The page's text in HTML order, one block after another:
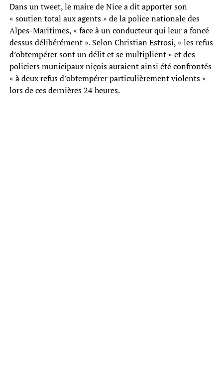
Dans un tweet, le maire de Nice a dit apporter son
« soutien total aux agents » de la police nationale des
Alpes-Maritimes, « face à un conducteur qui leur a foncé
dessus délibérément ». Selon Christian Estrosi, « les refus
d’obtempérer sont un délit et se multiplient » et des
policiers municipaux niçois auraient ainsi été confrontés
« à deux refus d’obtempérer particulièrement violents »
lors de ces dernières 24 heures.